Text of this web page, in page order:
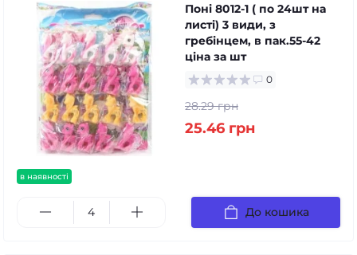
в наявності
Поні 8012-1 ( по 24шт на
листі) 3 види, з
гребінцем, в пак.55-42
ціна за шт
0
28.29 грн
25.46 грн
До кошика